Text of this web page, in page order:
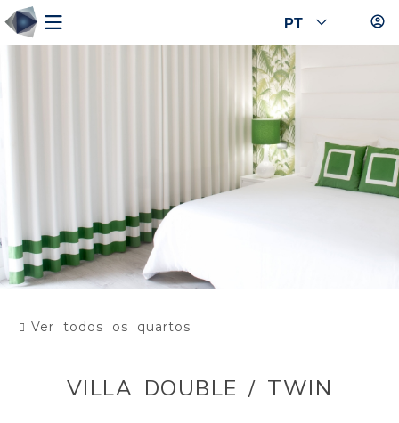
PT
Ver todos os quartos
VILLA DOUBLE / TWIN